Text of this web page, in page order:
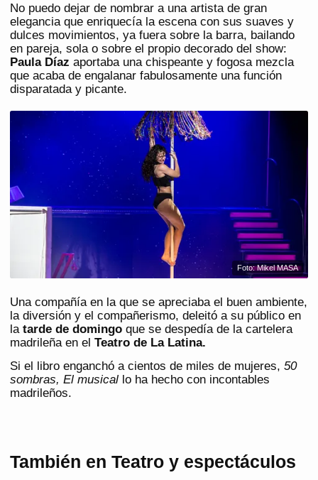
No puedo dejar de nombrar a una artista de gran
elegancia que enriquecía la escena con sus suaves y
dulces movimientos, ya fuera sobre la barra, bailando
en pareja, sola o sobre el propio decorado del show:
Paula Díaz aportaba una chispeante y fogosa mezcla
que acaba de engalanar fabulosamente una función
disparatada y picante.
Foto: Mikel MASA
Una compañía en la que se apreciaba el buen ambiente,
la diversión y el compañerismo, deleitó a su público en
la tarde de domingo que se despedía de la cartelera
madrileña en el Teatro de La Latina.
Si el libro enganchó a cientos de miles de mujeres, 50
sombras, El musical lo ha hecho con incontables
madrileños.
También en Teatro y espectáculos